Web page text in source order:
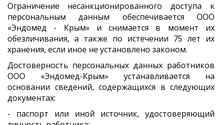
Ограничение несанкционированного доступа к
персональным данным обеспечивается ООО
«Эндомед - Крым» и снимается в момент их
обезличивания, а также по истечении 75 лет их
хранения, если иное не установлено законом.
Достоверность персональных данных работников
ООО «Эндомед-Крым» устанавливается на
основании сведений, содержащихся в следующих
документах:
- паспорт или иной источник, удостоверяющий